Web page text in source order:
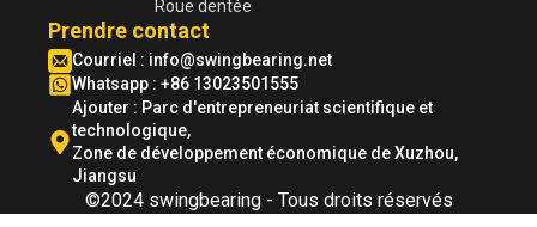
Roue dentée
Prendre contact
Courriel : info@swingbearing.net
Whatsapp : +86 13023501555
Ajouter : Parc d'entrepreneuriat scientifique et
technologique,
Zone de développement économique de Xuzhou,
Jiangsu
©2024 swingbearing - Tous droits réservés